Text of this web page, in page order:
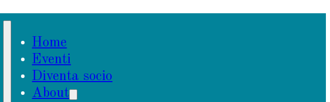
Home
Eventi
Diventa socio
About